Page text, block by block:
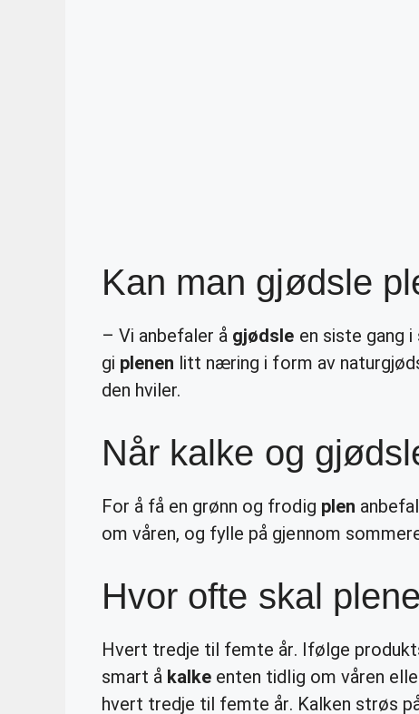
Kan man gjødsle
– Vi anbefaler å gjødsle en siste gang
gi plenen litt næring i form av
den hviler.
Når kalke og
For å få en grønn og frodig plen
om våren, og fylle på gjennom
Hvor ofte skal
Hvert tredje til femte år. Ifølge
smart å kalke enten tidlig om våren
hvert tredje til femte år. Kalken strøs